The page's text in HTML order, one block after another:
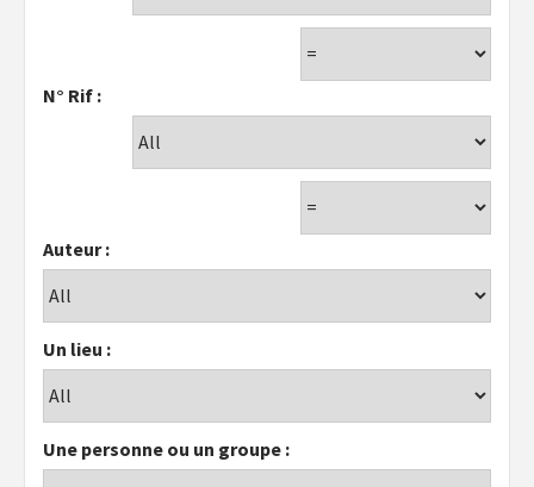
N° Rif :
Auteur :
Un lieu :
Une personne ou un groupe :